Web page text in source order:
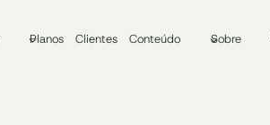
Planos Clientes Conteúdo Sobre